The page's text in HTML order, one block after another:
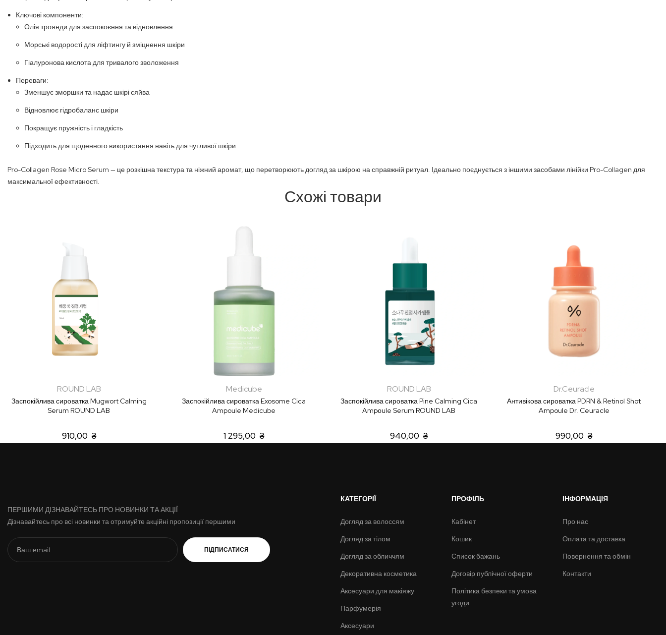
Ключові компоненти:
Олія троянди для заспокоєння та відновлення
Морські водорості для ліфтингу й зміцнення шкіри
Гіалуронова кислота для тривалого зволоження
Переваги:
Зменшує зморшки та надає шкірі сяйва
Відновлює гідробаланс шкіри
Покращує пружність і гладкість
Підходить для щоденного використання навіть для чутливої шкіри
Pro-Collagen Rose Micro Serum — це розкішна текстура та ніжний аромат, що перетворюють догляд за шкірою на справжній ритуал. Ідеально поєднується з іншими засобами лінійки Pro-Collagen для
максимальної ефективності.
Схожі товари
ROUND LAB
Заспокійлива сироватка Mugwort Calming
Serum ROUND LAB
910,00 ₴
Medicube
Заспокійлива сироватка Exosome Cica
Ampoule Medicube
1 295,00 ₴
ROUND LAB
Заспокійлива сироватка Pine Calming Cica
Ampоule Serum ROUND LAB
940,00 ₴
Dr.Ceuracle
Антивікова сироватка PDRN & Retinol Shot
Ampoule Dr. Ceuracle
990,00 ₴
ПЕРШИМИ ДІЗНАВАЙТЕСЬ ПРО НОВИНКИ ТА АКЦІЇ
Дізнавайтесь про всі новинки та отримуйте акційні пропозиції першими
ПІДПИСАТИСЯ
КАТЕГОРІЇ
Догляд за волоссям
Догляд за тілом
Догляд за обличчям
Декоративна косметика
Аксесуари для макіяжу
Парфумерія
Аксесуари
ПРОФІЛЬ
Кабінет
Кошик
Список бажань
Договір публічної оферти
Політика безпеки та умова
угоди
ІНФОРМАЦІЯ
Про нас
Оплата та доставка
Повернення та обмін
Контакти